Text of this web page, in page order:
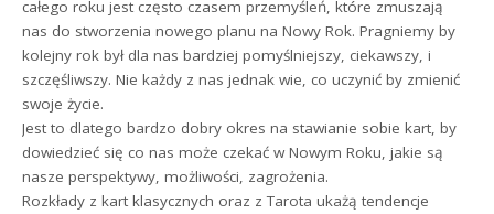
całego roku jest często czasem przemyśleń, które zmuszają
nas do stworzenia nowego planu na Nowy Rok. Pragniemy by
kolejny rok był dla nas bardziej pomyślniejszy, ciekawszy, i
szczęśliwszy. Nie każdy z nas jednak wie, co uczynić by zmienić
swoje życie.
Jest to dlatego bardzo dobry okres na stawianie sobie kart, by
dowiedzieć się co nas może czekać w Nowym Roku, jakie są
nasze perspektywy, możliwości, zagrożenia.
Rozkłady z kart klasycznych oraz z Tarota ukażą tendencje